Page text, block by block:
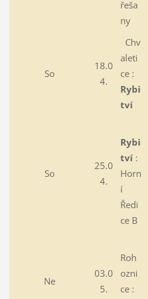
řeša
ny
So
18.0
4.
Chv
aleti
ce :
Rybi
tví
So
25.0
4.
Rybi
tví :
Horn
í
Ředi
ce B
Ne
03.0
5.
Roh
ozni
ce :